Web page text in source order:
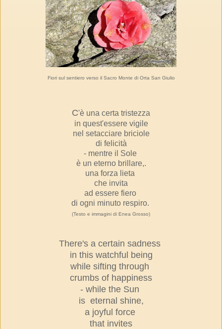
Fiori sul sentiero verso il Sacro Monte di Orta San Giulio
C'è una certa tristezza
in quest'essere vigile
nel setacciare briciole
di felicità
- mentre il Sole
è un eterno brillare,.
una forza lieta
che invita
ad essere fiero
di ogni minuto respiro.
(Testo e immagini di Enea Grosso)
There's a certain sadness
in this watchful being
while sifting through
crumbs of happiness
- while the Sun
is eternal shine,
a joyful force
that invites